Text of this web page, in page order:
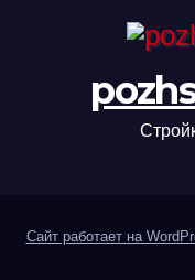
Сайт работает на